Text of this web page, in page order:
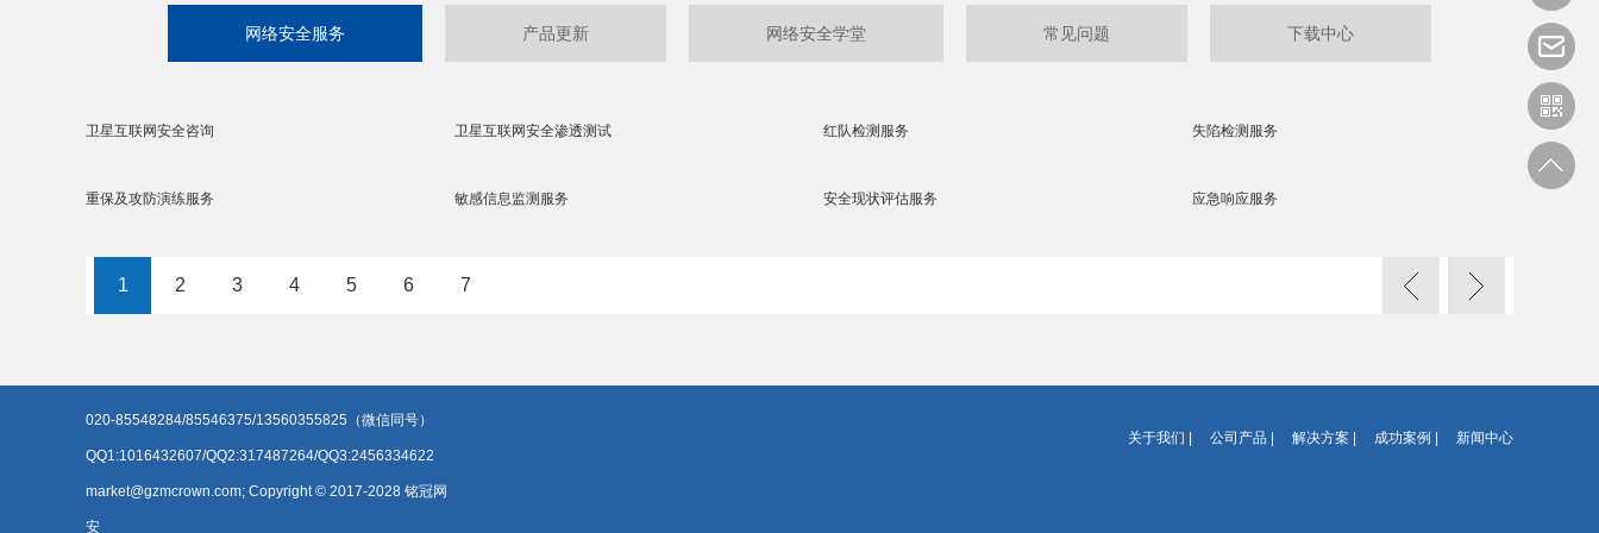
网络安全服务 产品更新 网络安全学堂 常见问题 下载中心
卫星互联网安全咨询 卫星互联网安全渗透测试 红队检测服务 失陷检测服务
重保及攻防演练服务 敏感信息监测服务 安全现状评估服务 应急响应服务
1 2 3 4 5 6 7
020-85548284/85546375/13560355825（微信同号）
QQ1:1016432607/QQ2:317487264/QQ3:2456334622
market@gzmcrown.com; Copyright © 2017-2028 铭冠网
安
关于我们 公司产品 解决方案 成功案例 新闻中心